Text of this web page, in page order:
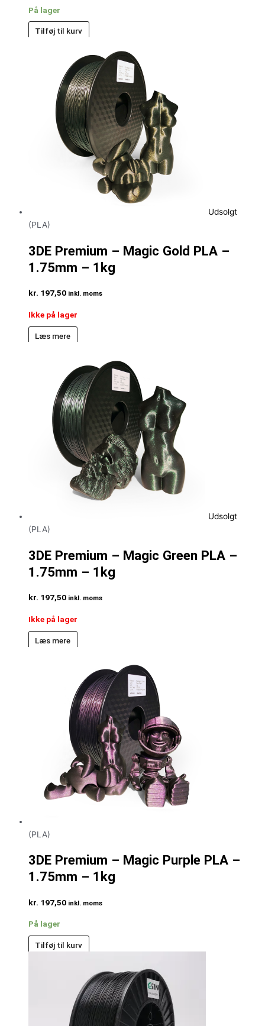
På lager
Tilføj til kurv
Udsolgt
(PLA)
3DE Premium – Magic Gold PLA –
1.75mm – 1kg
kr. 197,50 inkl. moms
Ikke på lager
Læs mere
Udsolgt
(PLA)
3DE Premium – Magic Green PLA –
1.75mm – 1kg
kr. 197,50 inkl. moms
Ikke på lager
Læs mere
(PLA)
3DE Premium – Magic Purple PLA –
1.75mm – 1kg
kr. 197,50 inkl. moms
På lager
Tilføj til kurv